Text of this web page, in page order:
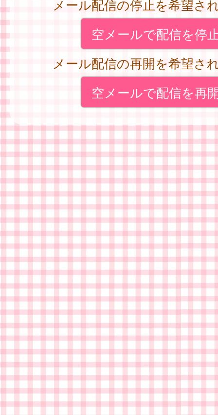
メール配信の停止を希望さ
空メールで配信を停
メール配信の再開を希望さ
空メールで配信を再